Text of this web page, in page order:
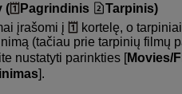
( Pagrindinis
Tarpinis)
įrašomi į
kortelę, o
(tačiau prie tarpinių filmų
nustatyti parinkties [Movies/
].